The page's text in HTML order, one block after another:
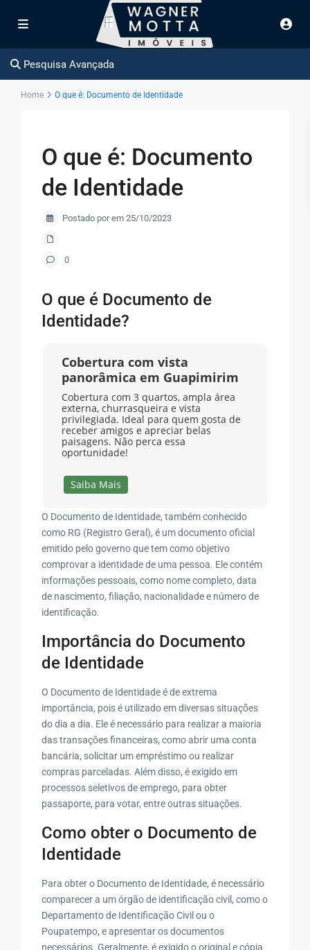
Pesquisa Avançada
Home O que é: Documento de Identidade
O que é: Documento
de Identidade
Postado por em 25/10/2023
0
O que é Documento de
Identidade?
Cobertura com vista
panorâmica em Guapimirim
Cobertura com 3 quartos, ampla área
externa, churrasqueira e vista
privilegiada. Ideal para quem gosta de
receber amigos e apreciar belas
paisagens. Não perca essa
oportunidade!
Saiba Mais
O Documento de Identidade, também conhecido
como RG (Registro Geral), é um documento oficial
emitido pelo governo que tem como objetivo
comprovar a identidade de uma pessoa. Ele contém
informações pessoais, como nome completo, data
de nascimento, filiação, nacionalidade e número de
identificação.
Importância do Documento
de Identidade
O Documento de Identidade é de extrema
importância, pois é utilizado em diversas situações
do dia a dia. Ele é necessário para realizar a maioria
das transações financeiras, como abrir uma conta
bancária, solicitar um empréstimo ou realizar
compras parceladas. Além disso, é exigido em
processos seletivos de emprego, para obter
passaporte, para votar, entre outras situações.
Como obter o Documento de
Identidade
Para obter o Documento de Identidade, é necessário
comparecer a um órgão de identificação civil, como o
Departamento de Identificação Civil ou o
Poupatempo, e apresentar os documentos
necessários. Geralmente, é exigido o original e cópia